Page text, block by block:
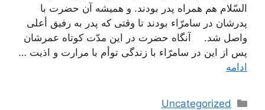
السّلام هم همراه پدر بودند. و همیشه آن حضرت با
پدرشان در سامرّاء بودند تا وقتى كه پدر به رفیق أعلى
واصل شد. آنگاه حضرت در این مدّت كوتاه عمرشان
پس از این در سامرّاء با زندگى توأم با مرارت و اذیت …
ادامه
دسته‌ها
Uncategorized